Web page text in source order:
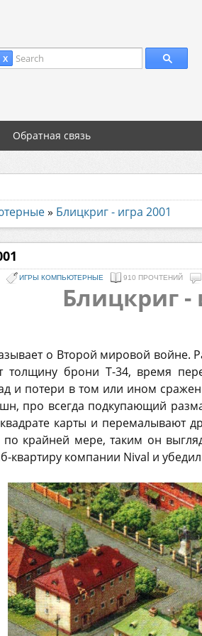
X Search
Обратная связь
» Блицкриг - игра 2001
ИГРЫ КОМПЬЮТЕРНЫЕ 910 ПРОЧТЕНИЙ
Блицкриг -
о Второй мировой войне.
толщину брони Т-34, время
и потери в том или ином
про всегда подкупающий
карты и перемалывают
крайней мере, таким он
квартиру компании Nival и